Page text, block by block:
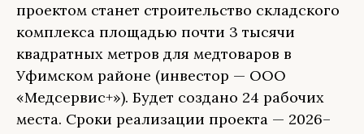
проектом станет строительство складского
комплекса площадью почти 3 тысячи
квадратных метров для медтоваров в
Уфимском районе (инвестор — ООО
«Медсервис+»). Будет создано 24 рабочих
места. Сроки реализации проекта — 2026–